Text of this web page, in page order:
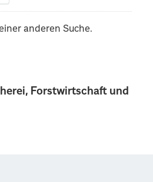
Forstwirtschaft und
anderen Suche.